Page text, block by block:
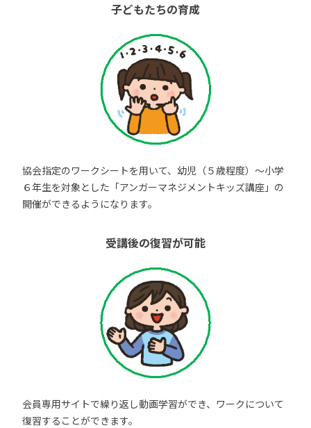
子どもたちの育成
協会指定のワークシートを用いて、幼児（５歳程度）～小学
６年生を対象とした「アンガーマネジメントキッズ講座」の
開催ができるようになります。
受講後の復習が可能
会員専用サイトで繰り返し動画学習ができ、ワークについて
復習することができます。